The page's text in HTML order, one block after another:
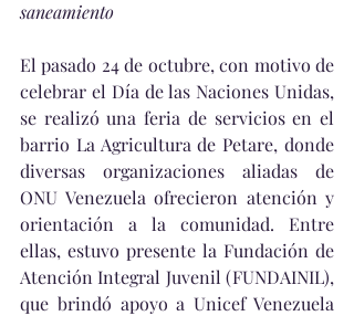
saneamiento
El pasado 24 de octubre, con motivo de
celebrar el Día de las Naciones Unidas,
se realizó una feria de servicios en el
barrio La Agricultura de Petare, donde
diversas organizaciones aliadas de
ONU Venezuela ofrecieron atención y
orientación a la comunidad. Entre
ellas, estuvo presente la Fundación de
Atención Integral Juvenil (FUNDAINIL),
que brindó apoyo a Unicef Venezuela